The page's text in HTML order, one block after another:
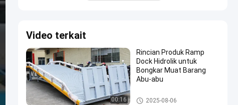
Video terkait
00:16
Rincian Produk Ramp
Dock Hidrolik untuk
Bongkar Muat Barang
Abu-abu
Rampa dermaga portabel
2025-08-06